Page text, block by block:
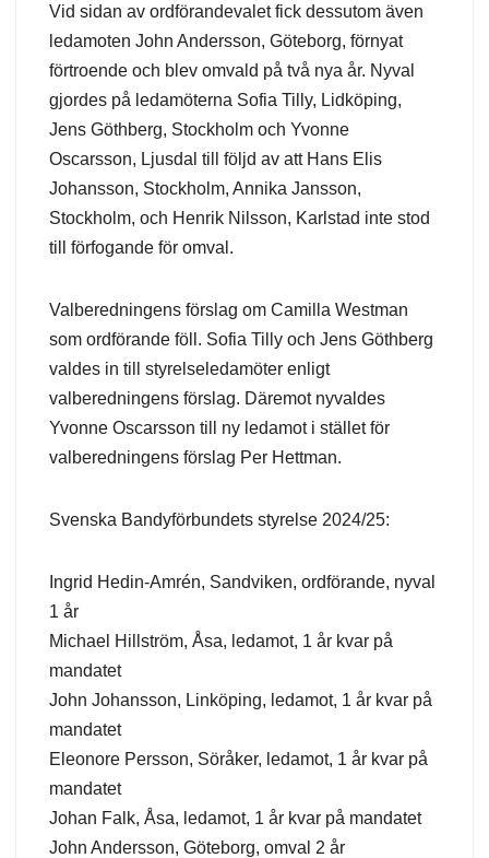
Vid sidan av ordförandevalet fick dessutom även
ledamoten John Andersson, Göteborg, förnyat
förtroende och blev omvald på två nya år. Nyval
gjordes på ledamöterna Sofia Tilly, Lidköping,
Jens Göthberg, Stockholm och Yvonne
Oscarsson, Ljusdal till följd av att Hans Elis
Johansson, Stockholm, Annika Jansson,
Stockholm, och Henrik Nilsson, Karlstad inte stod
till förfogande för omval.
Valberedningens förslag om Camilla Westman
som ordförande föll. Sofia Tilly och Jens Göthberg
valdes in till styrelseledamöter enligt
valberedningens förslag. Däremot nyvaldes
Yvonne Oscarsson till ny ledamot i stället för
valberedningens förslag Per Hettman.
Svenska Bandyförbundets styrelse 2024/25:
Ingrid Hedin-Amrén, Sandviken, ordförande, nyval
1 år
Michael Hillström, Åsa, ledamot, 1 år kvar på
mandatet
John Johansson, Linköping, ledamot, 1 år kvar på
mandatet
Eleonore Persson, Söråker, ledamot, 1 år kvar på
mandatet
Johan Falk, Åsa, ledamot, 1 år kvar på mandatet
John Andersson, Göteborg, omval 2 år